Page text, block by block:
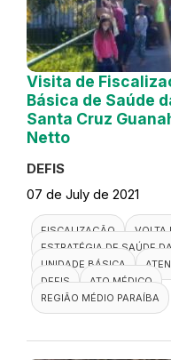
Visita de
Básica de Saúde
Santa Cruz
Netto
DEFIS
07 de July de 2021
FISCALIZAÇÃO VOLTA
ESTRATÉGIA DE SAÚDE
UNIDADE BÁSICA
DEFIS
ATO MÉDICO
REGIÃO MÉDIO PARAÍBA